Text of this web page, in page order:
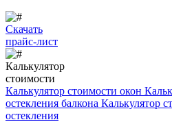
Скачать
прайс-лист
Калькулятор
стоимости
Калькулятор стоимости окон
остекления балкона Калькулятор
остекления